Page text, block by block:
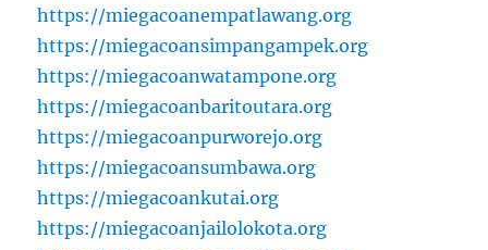
https://miegacoanempatlawang.org
https://miegacoansimpangampek.org
https://miegacoanwatampone.org
https://miegacoanbaritoutara.org
https://miegacoanpurworejo.org
https://miegacoansumbawa.org
https://miegacoankutai.org
https://miegacoanjailolokota.org